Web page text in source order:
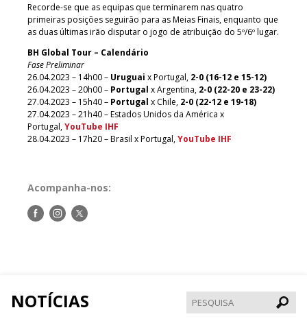
Recorde-se que as equipas que terminarem nas quatro
primeiras posições seguirão para as Meias Finais, enquanto que
as duas últimas irão disputar o jogo de atribuição do 5º/6º lugar.
BH Global Tour – Calendário
Fase Preliminar
26.04.2023 – 14h00 – Uruguai x Portugal, 2-0 (16-12 e 15-12)
26.04.2023 – 20h00 – Portugal x Argentina, 2-0 (22-20 e 23-22)
27.04.2023 – 15h40 – Portugal x Chile, 2-0 (22-12 e 19-18)
27.04.2023 – 21h40 – Estados Unidos da América x
Portugal,YouTube IHF
28.04.2023 – 17h20 – Brasil x Portugal,YouTube IHF
Acompanha-nos:
Siga-Siga-Siga-
NOTÍCIAS